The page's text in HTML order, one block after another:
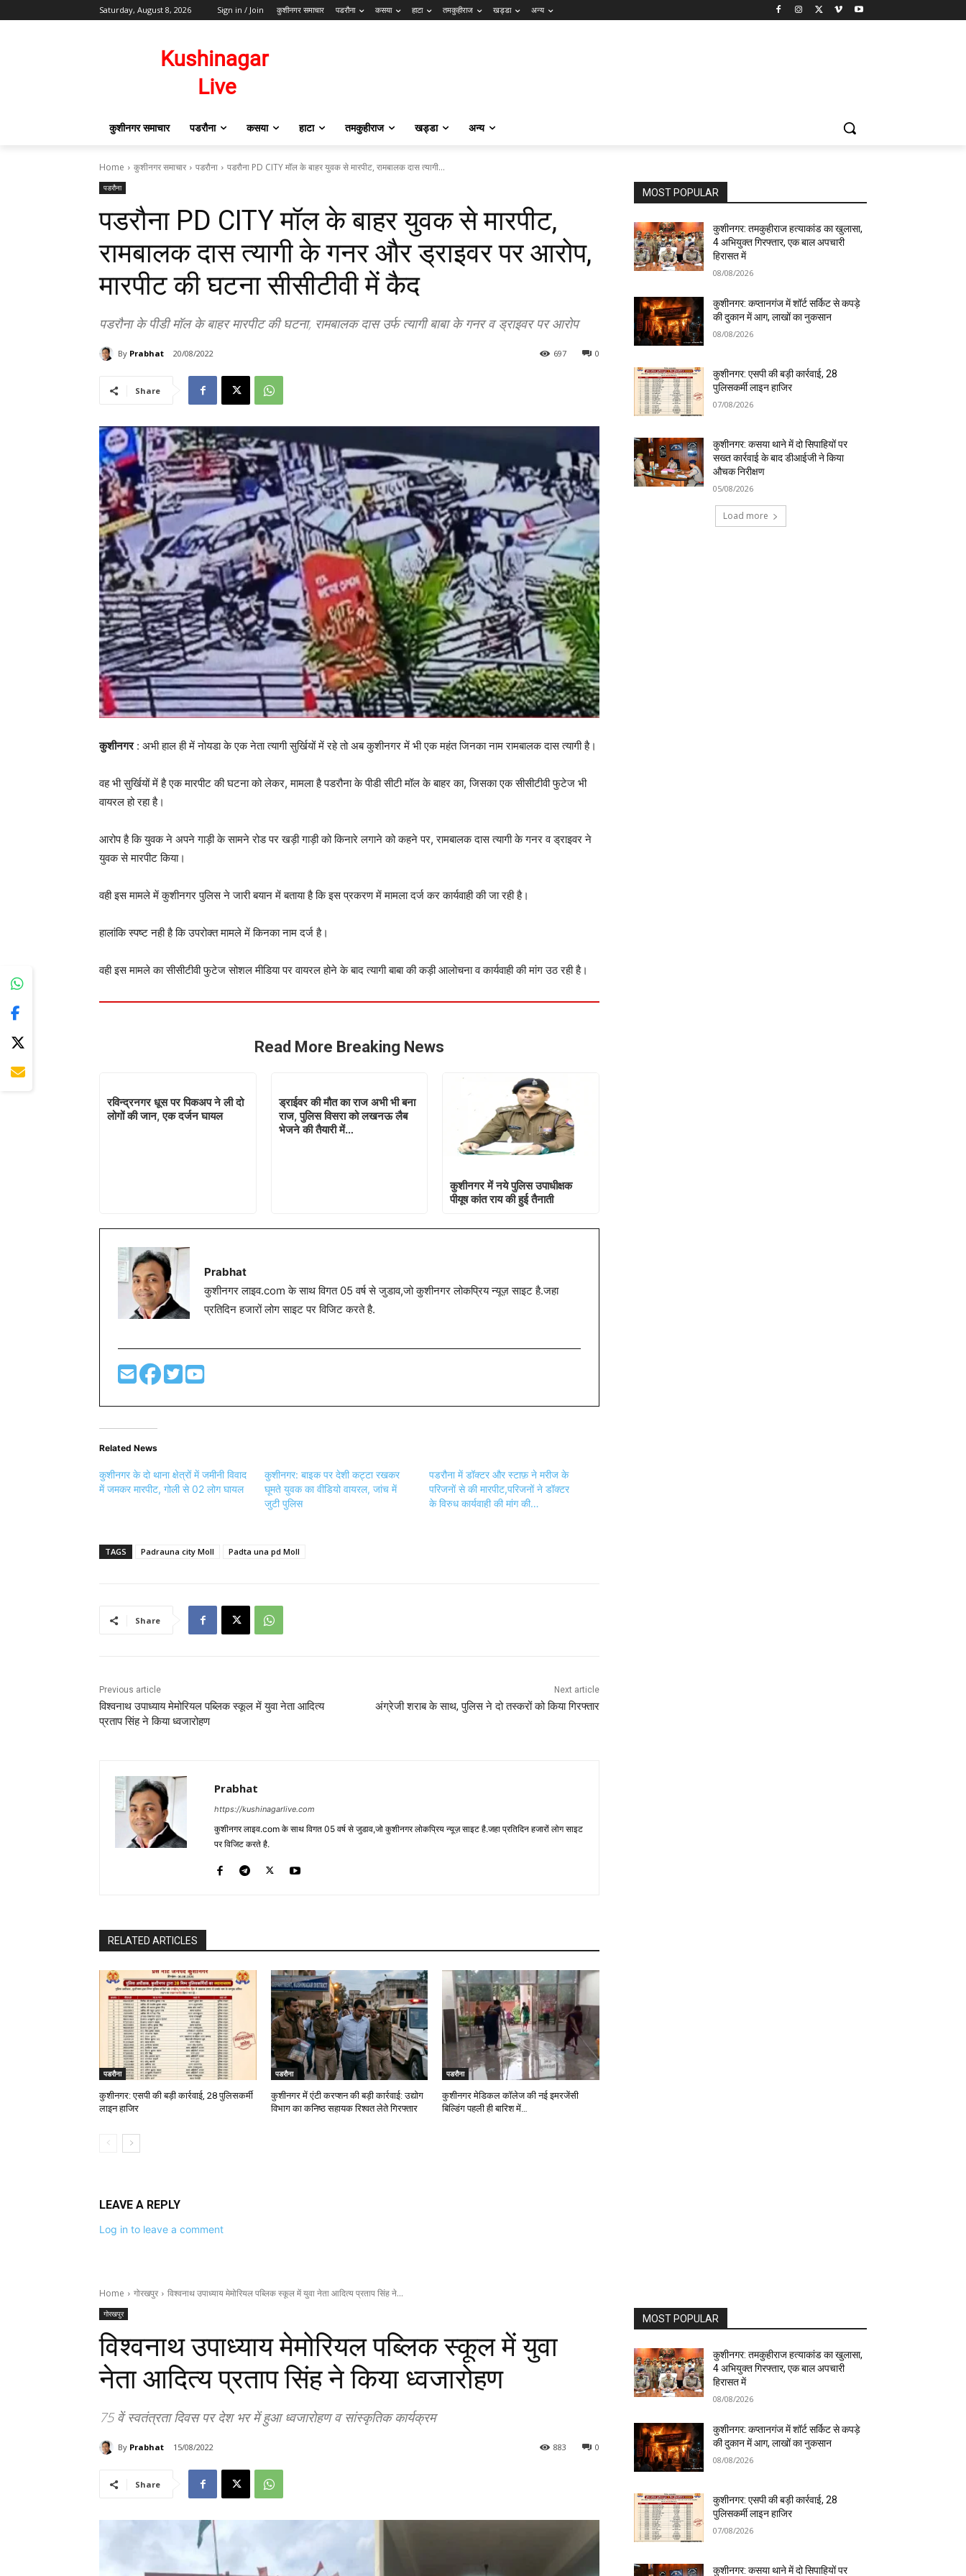
Saturday, August 8, 2026 Sign in / Join कुशीनगर समाचार पडरौना कसया हाटा तमकुहीराज खड्डा अन्य
कुशीनगर समाचार पडरौना कसया हाटा तमकुहीराज खड्डा अन्य
Home कुशीनगर समाचार पडरौना पडरौना PD CITY मॉल के बाहर युवक से मारपीट, रामबालक दास त्यागी...
पडरौना
पडरौना PD CITY मॉल के बाहर युवक से मारपीट,
रामबालक दास त्यागी के गनर और ड्राइवर पर आरोप,
मारपीट की घटना सीसीटीवी में कैद
पडरौना के पीडी मॉल के बाहर मारपीट की घटना, रामबालक दास उर्फ त्यागी बाबा के गनर व ड्राइवर पर आरोप
By Prabhat 20/08/2022 0
697
Share
कुशीनगर: अभी हाल ही में नोयडा के एक नेता त्यागी सुर्खियों में रहे तो अब कुशीनगर में भी एक महंत जिनका नाम रामबालक दास त्यागी है।
वह भी सुर्खियों में है एक मारपीट की घटना को लेकर, मामला है पडरौना के पीडी सीटी मॉल के बाहर का, जिसका एक सीसीटीवी फुटेज भी
वायरल हो रहा है।
आरोप है कि युवक ने अपने गाड़ी के सामने रोड पर खड़ी गाड़ी को किनारे लगाने को कहने पर, रामबालक दास त्यागी के गनर व ड्राइवर ने
युवक से मारपीट किया।
वही इस मामले में कुशीनगर पुलिस ने जारी बयान में बताया है कि इस प्रकरण में मामला दर्ज कर कार्यवाही की जा रही है।
हालांकि स्पष्ट नही है कि उपरोक्त मामले में किनका नाम दर्ज है।
वही इस मामले का सीसीटीवी फुटेज सोशल मीडिया पर वायरल होने के बाद त्यागी बाबा की कड़ी आलोचना व कार्यवाही की मांग उठ रही है।
Read More Breaking News
रविन्द्रनगर धूस पर पिकअप ने ली दो
लोगों की जान, एक दर्जन घायल
ड्राईवर की मौत का राज अभी भी बना
राज, पुलिस विसरा को लखनऊ लैब
भेजने की तैयारी में…
कुशीनगर में नये पुलिस उपाधीक्षक
पीयूष कांत राय की हुई तैनाती
Prabhat
कुशीनगर लाइव.com के साथ विगत 05 वर्ष से जुडाव,जो कुशीनगर लोकप्रिय न्यूज़ साइट है.जहा
प्रतिदिन हजारों लोग साइट पर विजिट करते है.
Related News
कुशीनगर के दो थाना क्षेत्रों में जमीनी विवाद
में जमकर मारपीट, गोली से 02 लोग घायल
कुशीनगर: बाइक पर देशी कट्टा रखकर
घूमते युवक का वीडियो वायरल, जांच में
जुटी पुलिस
पडरौना में डॉक्टर और स्टाफ़ ने मरीज के
परिजनों से की मारपीट,परिजनों ने डॉक्टर
के विरुध कार्यवाही की मांग की…
TAGS Padrauna city Moll Padta una pd Moll
Share
Previous article
विश्वनाथ उपाध्याय मेमोरियल पब्लिक स्कूल में युवा नेता आदित्य
प्रताप सिंह ने किया ध्वजारोहण
Next article
अंग्रेजी शराब के साथ, पुलिस ने दो तस्करों को किया गिरफ्तार
Prabhat
https://kushinagarlive.com
कुशीनगर लाइव.com के साथ विगत 05 वर्ष से जुडाव,जो कुशीनगर लोकप्रिय न्यूज़ साइट है.जहा प्रतिदिन हजारों लोग साइट
पर विजिट करते है.
RELATED ARTICLES
पडरौना
कुशीनगर: एसपी की बड़ी कार्रवाई, 28 पुलिसकर्मी
लाइन हाजिर
पडरौना
कुशीनगर में एंटी करप्शन की बड़ी कार्रवाई: उद्योग
विभाग का कनिष्ठ सहायक रिश्वत लेते गिरफ्तार
पडरौना
कुशीनगर मेडिकल कॉलेज की नई इमरजेंसी
बिल्डिंग पहली ही बारिश में…
LEAVE A REPLY
Log in to leave a comment
MOST POPULAR
कुशीनगर: तमकुहीराज हत्याकांड का खुलासा,
4 अभियुक्त गिरफ्तार, एक बाल अपचारी
हिरासत में
08/08/2026
कुशीनगर: कप्तानगंज में शॉर्ट सर्किट से कपड़े
की दुकान में आग, लाखों का नुकसान
08/08/2026
कुशीनगर: एसपी की बड़ी कार्रवाई, 28
पुलिसकर्मी लाइन हाजिर
07/08/2026
कुशीनगर: कसया थाने में दो सिपाहियों पर
सख्त कार्रवाई के बाद डीआईजी ने किया
औचक निरीक्षण
05/08/2026
Load more